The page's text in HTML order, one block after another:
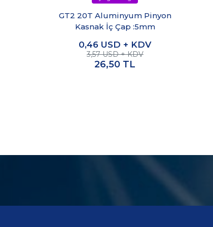
GT2 20T Aluminyum Pinyon
Kasnak İç Çap :5mm
0,46 USD + KDV
3,57 USD + KDV
26,50 TL